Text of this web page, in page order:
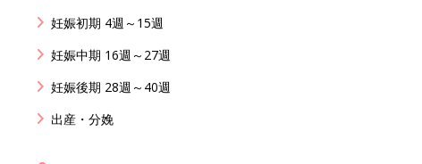
妊娠初期 4週～15週
妊娠中期 16週～27週
妊娠後期 28週～40週
出産・分娩